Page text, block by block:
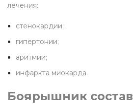
лечения:
стенокардии;
гипертонии;
аритмии;
инфаркта миокарда.
Боярышник состав